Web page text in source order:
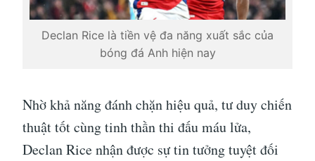
Declan Rice là tiền vệ đa năng xuất sắc của
bóng đá Anh hiện nay
Nhờ khả năng đánh chặn hiệu quả, tư duy chiến
thuật tốt cùng tinh thần thi đấu máu lửa,
Declan Rice nhận được sự tin tưởng tuyệt đối